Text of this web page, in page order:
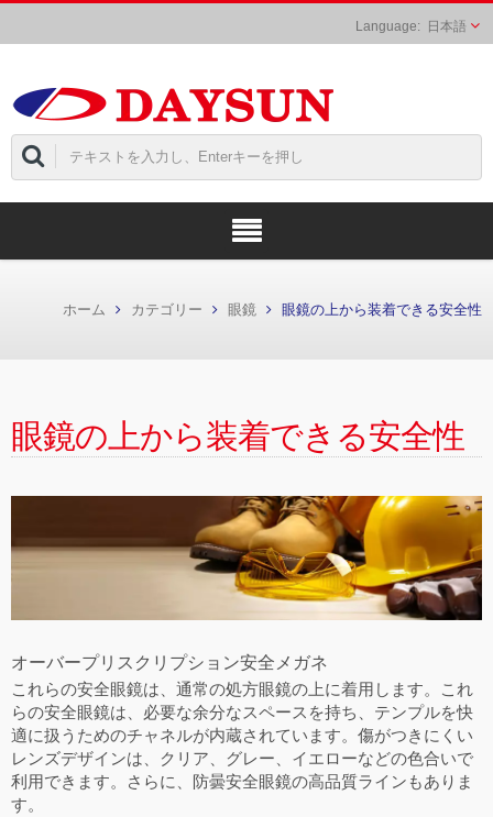
日本語
ホーム カテゴリー 眼鏡 眼鏡の上から装着できる安全性
眼鏡の上から装着できる安全性
オーバープリスクリプション安全メガネ
これらの安全眼鏡は、通常の処方眼鏡の上に着用します。これ
らの安全眼鏡は、必要な余分なスペースを持ち、テンプルを快
適に扱うためのチャネルが内蔵されています。傷がつきにくい
レンズデザインは、クリア、グレー、イエローなどの色合いで
利用できます。さらに、防曇安全眼鏡の高品質ラインもありま
す。